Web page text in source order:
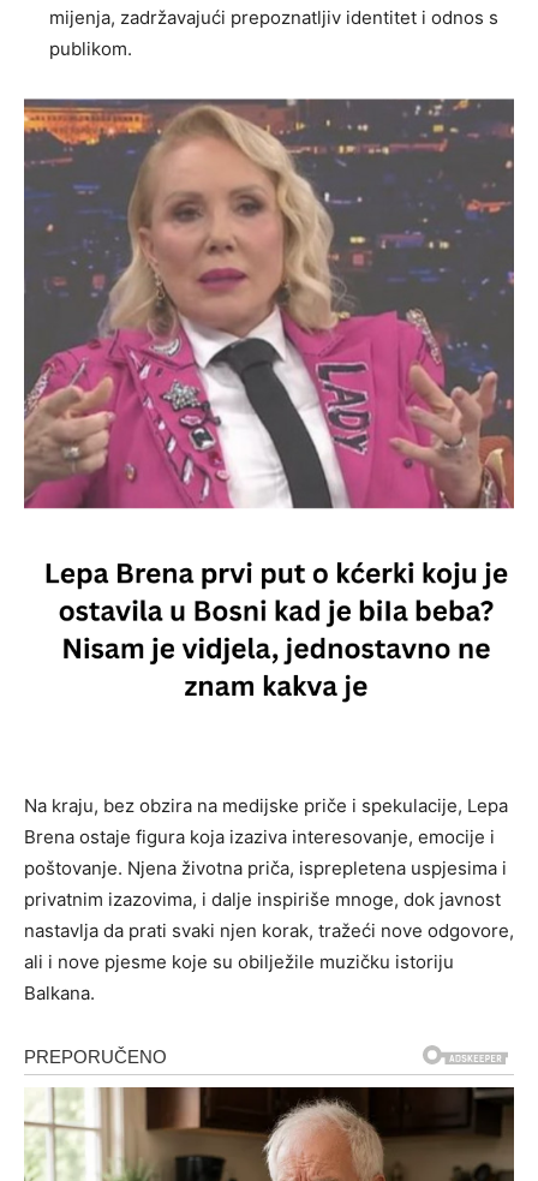
mijenja, zadržavajući prepoznatljiv identitet i odnos s
publikom.
Na kraju, bez obzira na medijske priče i spekulacije, Lepa
Brena ostaje figura koja izaziva interesovanje, emocije i
poštovanje. Njena životna priča, isprepletena uspjesima i
privatnim izazovima, i dalje inspiriše mnoge, dok javnost
nastavlja da prati svaki njen korak, tražeći nove odgovore,
ali i nove pjesme koje su obilježile muzičku istoriju
Balkana.